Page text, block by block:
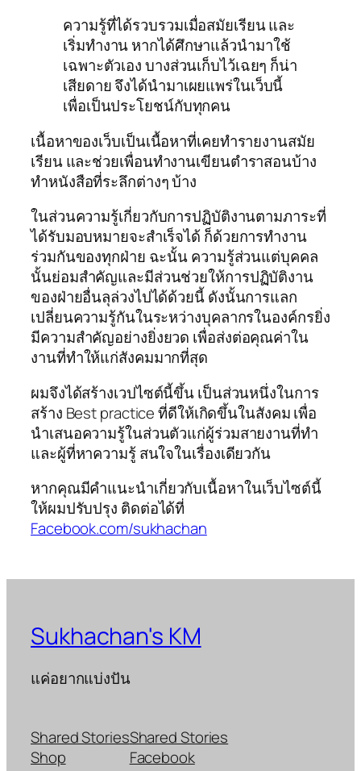
ความรู้ที่ได้รวบรวมเมื่อสมัยเรียน และ
เริ่มทำงาน หากได้ศึกษาแล้วนำมาใช้
เฉพาะตัวเอง บางส่วนเก็บไว้เฉยๆ ก็น่า
เสียดาย จึงได้นำมาเผยแพร่ในเว็บนี้
เพื่อเป็นประโยชน์กับทุกคน
เนื้อหาของเว็บเป็นเนื้อหาที่เคยทำรายงานสมัย
เรียน และช่วยเพื่อนทำงานเขียนตำราสอนบ้าง
ทำหนังสือที่ระลึกต่างๆ บ้าง
ในส่วนความรู้เกี่ยวกับการปฏิบัติงานตามภาระที่
ได้รับมอบหมายจะสำเร็จได้ ก็ด้วยการทำงาน
ร่วมกันของทุกฝ่าย ฉะนั้น ความรู้ส่วนแต่บุคคล
นั้นย่อมสำคัญและมีส่วนช่วยให้การปฏิบัติงาน
ของฝ่ายอื่นลุล่วงไปได้ด้วยนี้ ดังนั้นการแลก
เปลี่ยนความรู้กันในระหว่างบุคลากรในองค์กรยิ่ง
มีความสำคัญอย่างยิ่งยวด เพื่อส่งต่อคุณค่าใน
งานที่ทำให้แก่สังคมมากที่สุด
ผมจึงได้สร้างเวปไซต์นี้ขึ้น เป็นส่วนหนึ่งในการ
สร้าง Best practice ที่ดีให้เกิดขึ้นในสังคม เพื่อ
นำเสนอความรู้ในส่วนตัวแก่ผู้ร่วมสายงานที่ทำ
และผู้ที่หาความรู้ สนใจในเรื่องเดียวกัน
หากคุณมีคำแนะนำเกี่ยวกับเนื้อหาในเว็บไซต์นี้
ให้ผมปรับปรุง ติดต่อได้ที่
Facebook.com/sukhachan
Sukhachan's KM
แค่อยากแบ่งปัน
Shared Stories
Shop
Shared Stories
Facebook